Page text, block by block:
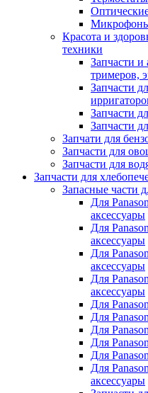
Красота и
техники
Запчасти и
тримеров,
Запчасти
Запчасти
Запчасти
Запчати для
Запчасти для
Запчасти для
Запчасти для
Запасные части
Для
аксессуары
Для
аксессуары
Для
аксессуары
Для
аксессуары
Для
Для
Для
Для
Для
Для
аксессуары